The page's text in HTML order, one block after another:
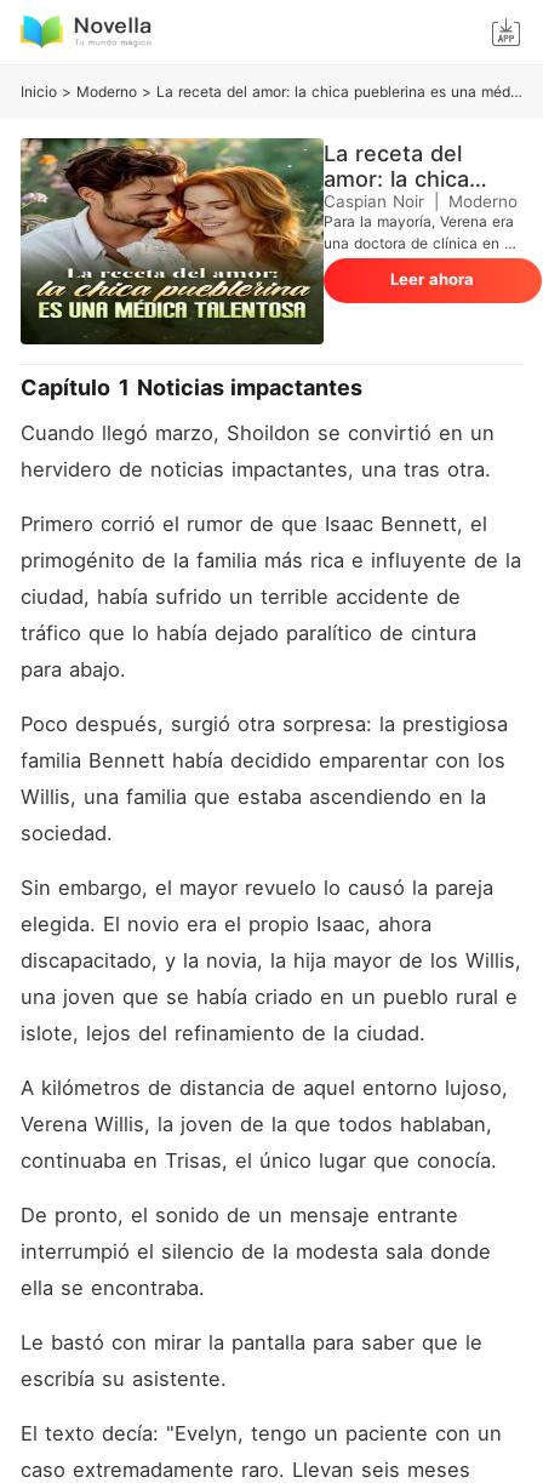
Inicio > Moderno > La receta del amor: la chica pueblerina es una médica talentosa
La receta del
amor: la chica
pueblerina es una
médica talentosa
Caspian Noir Moderno
Para la mayoría, Verena era
una doctora de clínica en un
pequeño pueblo; en realidad,
ella hacía maravillas
discretas. Tres años después
accidente lo dejó en una
la memoria. Para mantenerlo
con vida, Verena se casó
con él, solo para escucharlo
Ella simplemente sonrió.
"Está bien, yo tampoco
estoy enamorada de ti".
Atrapado por su propia
esperar más, pero la
ojos y le acarició el cabello
tranquilizarlo, hasta que su
radiante sonrisa despertó
emociones que él creía
Leer ahora
Capítulo 1 Noticias impactantes
Cuando llegó marzo, Shoildon se convirtió en un
hervidero de noticias impactantes, una tras otra.
Primero corrió el rumor de que Isaac Bennett, el
primogénito de la familia más rica e influyente de la
ciudad, había sufrido un terrible accidente de
tráfico que lo había dejado paralítico de cintura
para abajo.
Poco después, surgió otra sorpresa: la prestigiosa
familia Bennett había decidido emparentar con los
Willis, una familia que estaba ascendiendo en la
sociedad.
Sin embargo, el mayor revuelo lo causó la pareja
elegida. El novio era el propio Isaac, ahora
discapacitado, y la novia, la hija mayor de los Willis,
una joven que se había criado en un pueblo rural e
islote, lejos del refinamiento de la ciudad.
A kilómetros de distancia de aquel entorno lujoso,
Verena Willis, la joven de la que todos hablaban,
continuaba en Trisas, el único lugar que conocía.
De pronto, el sonido de un mensaje entrante
interrumpió el silencio de la modesta sala donde
ella se encontraba.
Le bastó con mirar la pantalla para saber que le
escribía su asistente.
El texto decía: "Evelyn, tengo un paciente con un
caso extremadamente raro. Llevan seis meses